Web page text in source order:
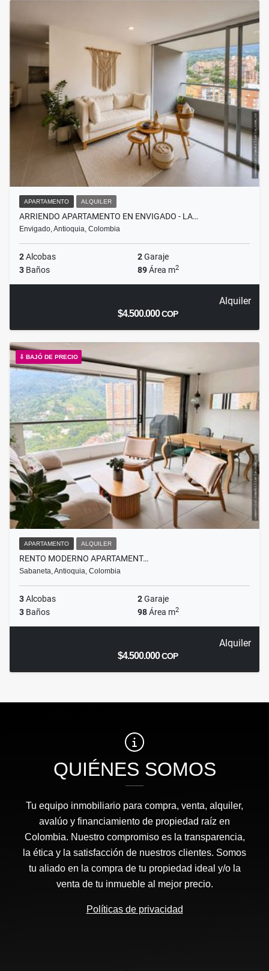
APARTAMENTO ALQUILER
ARRIENDO APARTAMENTO EN ENVIGADO - LA…
Envigado, Antioquia, Colombia
2Alcobas 2Garaje
3 Baños 89Área m2
Alquiler
$4.500.000COP
⇩ BAJÓ DE PRECIO
APARTAMENTO ALQUILER
RENTO MODERNO APARTAMENT…
Sabaneta, Antioquia, Colombia
3Alcobas 2Garaje
3 Baños 98Área m2
Alquiler
$4.500.000COP
QUIÉNES SOMOS
Tu equipo inmobiliario para compra, venta, alquiler,
avalúo y financiamiento de propiedad raíz en
Colombia. Nuestro compromiso es la transparencia,
la ética y la satisfacción de nuestros clientes. Somos
tu aliado en la compra de tu propiedad ideal y/o la
venta de tu inmueble al mejor precio.
Políticas de privacidad